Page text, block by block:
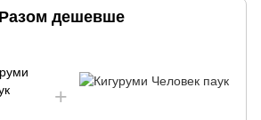
Разом дешевше